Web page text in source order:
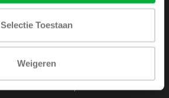
Selectie Toestaan
Weigeren
Sitemap
Traveling Tailor